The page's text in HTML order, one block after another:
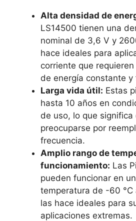
Alta densidad de
LS14500 tienen una
nominal de 3,6 V y
hace ideales para
corriente que
de energía constante y
Larga vida útil: Estas
hasta 10 años en
de uso, lo que
preocuparse por
frecuencia.
Amplio rango de
funcionamiento: Las
pueden funcionar en
temperatura de -60 °C
las hace ideales para
aplicaciones extremas.